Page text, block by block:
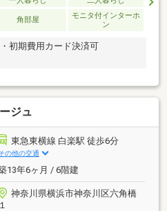
角部屋
モニタ付インターホ
ン
初期費用カード決済可
ジュ
東急東横線 白楽駅 徒歩6分
の他の交通
13年6ヶ月 / 6階建
神奈川県横浜市神奈川区六角橋
１